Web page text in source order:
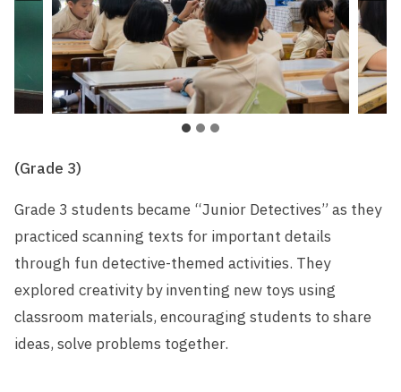
(Grade 3)
Grade 3 students became “Junior Detectives” as they
practiced scanning texts for important details
through fun detective-themed activities. They
explored creativity by inventing new toys using
classroom materials, encouraging students to share
ideas, solve problems together.